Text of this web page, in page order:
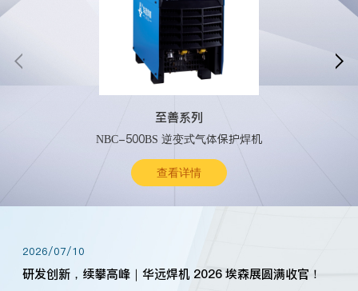
至善系列
NBC-500BS 逆变式气体保护焊机
查看详情
 
2026/07/10
研发创新，续攀高峰｜华远焊机 2026 埃森展圆满收官！